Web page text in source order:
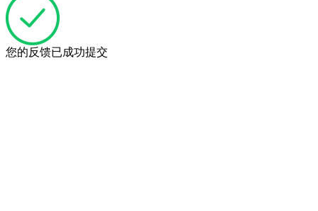
您的反馈已成功提交